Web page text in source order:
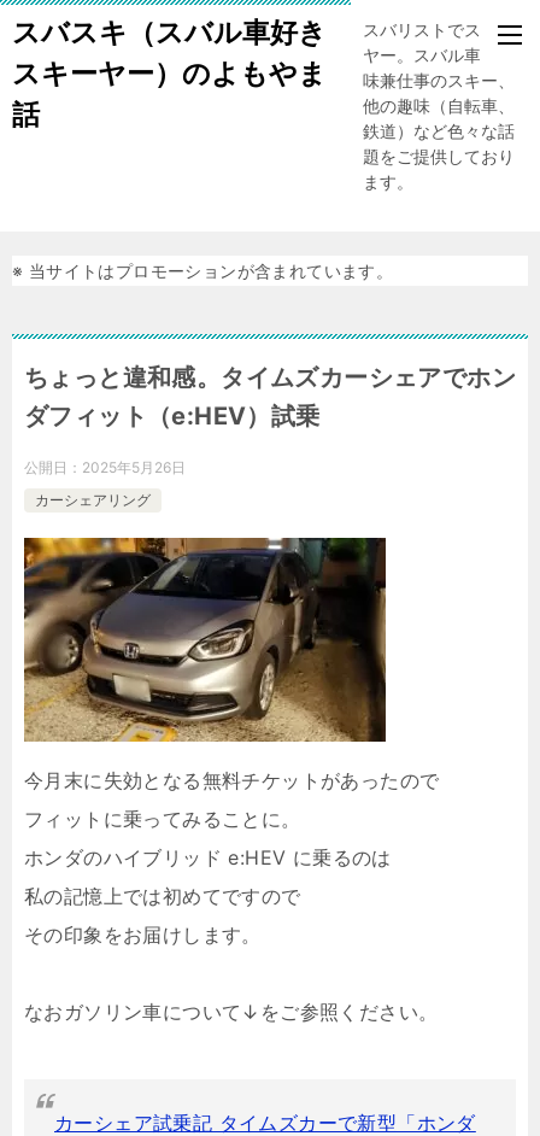
スバスキ（スバル車好き
スキーヤー）のよもやま
話
スバリストでスキー
ヤー。スバル車、趣
味兼仕事のスキー、
他の趣味（自転車、
鉄道）など色々な話
題をご提供しており
ます。
※ 当サイトはプロモーションが含まれています。
ちょっと違和感。タイムズカーシェアでホン
ダフィット（e:HEV）試乗
公開日： 2025年5月26日
カーシェアリング
今月末に失効となる無料チケットがあったので
フィットに乗ってみることに。
ホンダのハイブリッド e:HEV に乗るのは
私の記憶上では初めてですので
その印象をお届けします。
なおガソリン車について↓をご参照ください。
カーシェア試乗記 タイムズカーで新型「ホンダ